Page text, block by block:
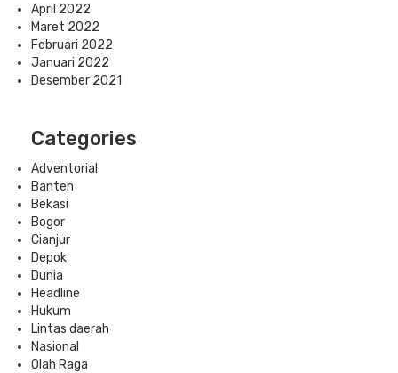
April 2022
Maret 2022
Februari 2022
Januari 2022
Desember 2021
Categories
Adventorial
Banten
Bekasi
Bogor
Cianjur
Depok
Dunia
Headline
Hukum
Lintas daerah
Nasional
Olah Raga